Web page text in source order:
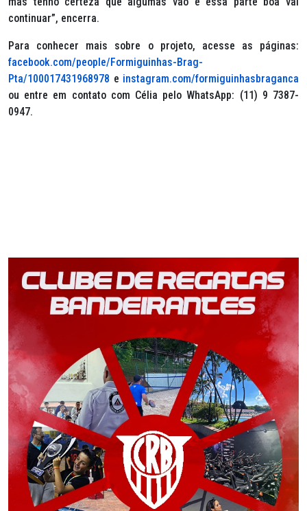
continuar”, encerra.
Para conhecer mais sobre o projeto, acesse as páginas:
facebook.com/people/Formiguinhas-Brag-
Pta/100017431968978 e instagram.com/formiguinhasbraganca
ou entre em contato com Célia pelo WhatsApp: (11) 9 7387-
0947.